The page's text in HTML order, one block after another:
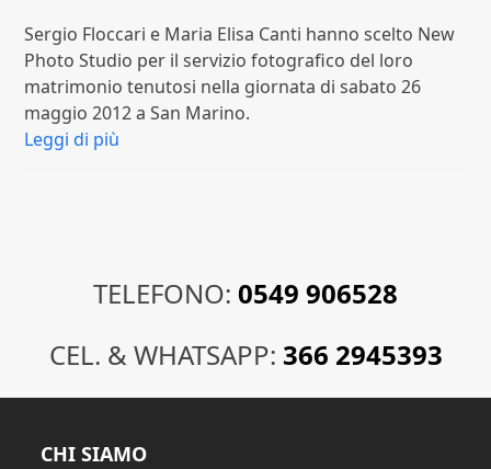
Sergio Floccari e Maria Elisa Canti hanno scelto New
Photo Studio per il servizio fotografico del loro
matrimonio tenutosi nella giornata di sabato 26
maggio 2012 a San Marino.
Leggi di più
TELEFONO: 0549 906528
CEL. & WHATSAPP: 366 2945393
CHI SIAMO